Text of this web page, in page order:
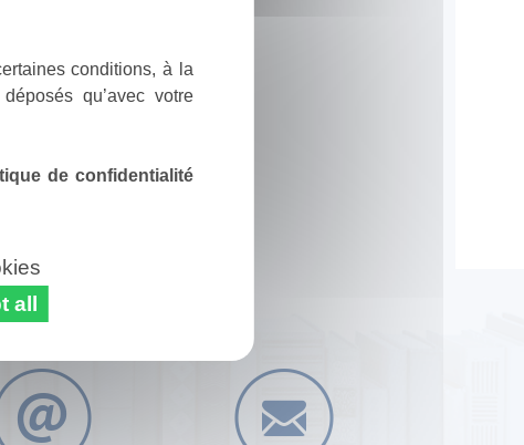
conditions, à la
qu’avec votre
de confidentialité
all